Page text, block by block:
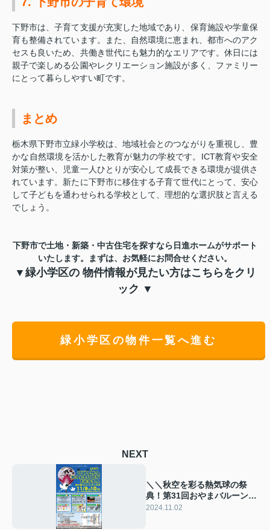
下野市は、子育て支援が充実した地域であり、保育施設や学童保
育も整備されています。また、自然環境に恵まれ、都市へのアク
セスも良いため、共働き世代にも魅力的なエリアです。休日には
親子で楽しめる公園やレクリエーション施設が多く、ファミリー
にとって暮らしやすい町です。
まとめ
栃木県下野市立緑小学校は、地域社会とのつながりを重視し、豊
かな自然環境を活かした教育が魅力の学校です。ICT教育や安全
対策が整い、児童一人ひとりが安心して成長できる環境が提供さ
れています。新たに下野市に移住する子育て世代にとって、安心
して子どもを通わせられる学校として、理想的な選択肢と言える
でしょう。
下野市で土地・新築・中古住宅を探すなら日進ホームがサポート
いたします。
まずは、お気軽にお問合せください。
▼緑小学区の 物件情報が見たい方はこちらをクリ
ック ▼
緑小学区の物件一覧へ進む
NEXT
＼＼秋空を彩る熱気球の祭
典！第31回おやまバルーンフ
ェスタへ行こう！／／
2024.11.02